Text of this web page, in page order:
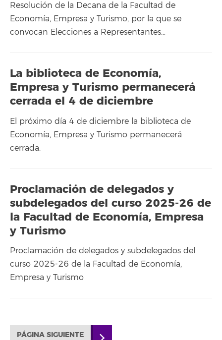
Resolución de la Decana de la Facultad de
Economía, Empresa y Turismo, por la que se
convocan Elecciones a Representantes…
La biblioteca de Economía,
Empresa y Turismo permanecerá
cerrada el 4 de diciembre
El próximo día 4 de diciembre la biblioteca de
Economía, Empresa y Turismo permanecerá
cerrada.
Proclamación de delegados y
subdelegados del curso 2025-26 de
la Facultad de Economía, Empresa
y Turismo
Proclamación de delegados y subdelegados del
curso 2025-26 de la Facultad de Economía,
Empresa y Turismo
PÁGINA SIGUIENTE